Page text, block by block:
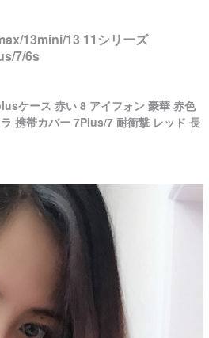
13mini/13 11シリーズ
7/6s
ケース 赤い 8 アイフォン 豪華 赤色
携帯カバー 7Plus/7 耐衝撃 レッド 長